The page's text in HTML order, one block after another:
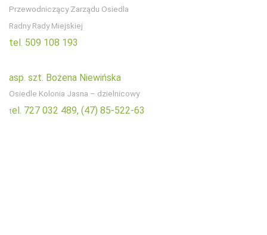
Przewodniczący Zarządu Osiedla
Radny Rady Miejskiej
tel. 509 108 193
asp. szt. Bożena Niewińska
Osiedle Kolonia Jasna – dzielnicowy
tel. 727 032 489, (47) 85-522-63